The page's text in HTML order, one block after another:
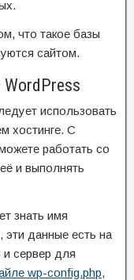
что такое базы
сайтом.
использовать
хостинге. С
работать со
и выполнять
знать имя
эти данные есть на
и сервер для
wp-config.php,